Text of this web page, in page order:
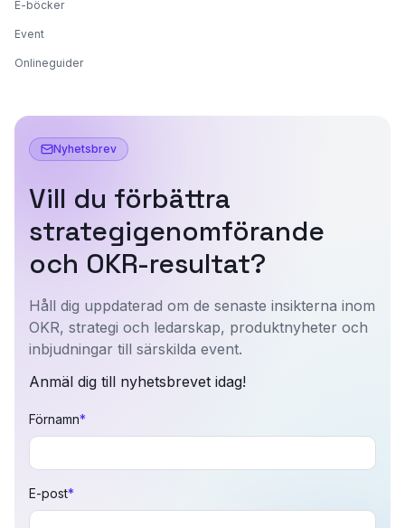
E-böcker
Event
Onlineguider
Nyhetsbrev
Vill du förbättra
strategigenomförande
och OKR-resultat?
Håll dig uppdaterad om de senaste insikterna inom
OKR, strategi och ledarskap, produktnyheter och
inbjudningar till särskilda event.
Anmäl dig till nyhetsbrevet idag!
Förnamn*
E-post*